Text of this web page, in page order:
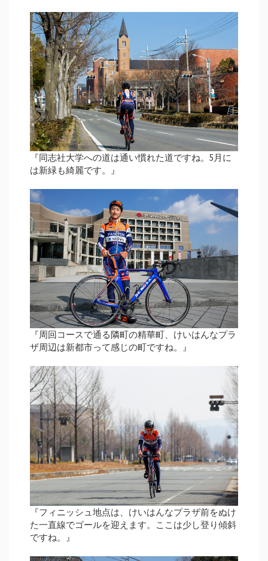
『同志社大学への道は通い慣れた道ですね。5月に
は新緑も綺麗です。』
『周回コースで通る隣町の精華町、けいはんなプラ
ザ周辺は新都市って感じの町ですね。』
『フィニッシュ地点は、けいはんなプラザ前をぬけ
た一直線でゴールを迎えます。ここは少し登り傾斜
ですね。』